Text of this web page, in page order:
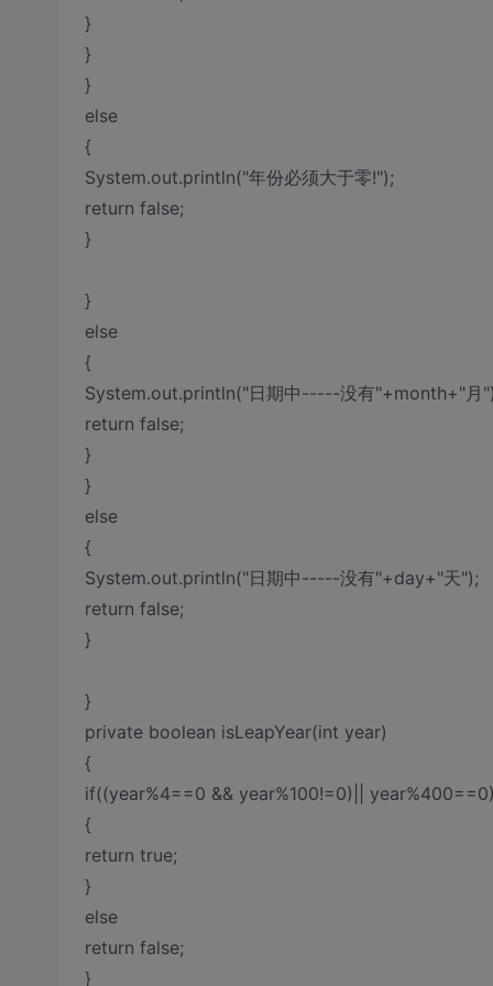
}
}
}
else
{
System.out.println("年份必须大于零!");
return false;
}
}
else
{
System.out.println("日期中-----没有"+month+"月
return false;
}
}
else
{
System.out.println("日期中-----没有"+day+"天");
return false;
}
}
private boolean isLeapYear(int year)
{
if((year%4==0 && year%100!=0)||
{
return true;
}
else
return false;
}